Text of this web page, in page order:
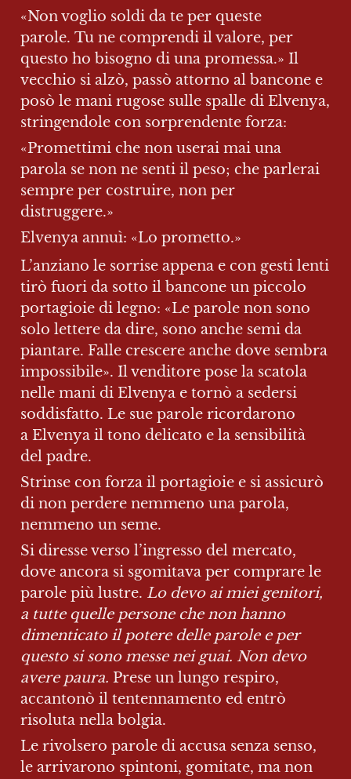
«Non voglio soldi da te per queste
parole. Tu ne comprendi il valore, per
questo ho bisogno di una promessa.» Il
vecchio si alzò, passò attorno al bancone e
posò le mani rugose sulle spalle di Elvenya,
stringendole con sorprendente forza:
«Promettimi che non userai mai una
parola se non ne senti il peso; che parlerai
sempre per costruire, non per
distruggere.»
Elvenya annuì: «Lo prometto.»
L’anziano le sorrise appena e con gesti lenti
tirò fuori da sotto il bancone un piccolo
portagioie di legno: «Le parole non sono
solo lettere da dire, sono anche semi da
piantare. Falle crescere anche dove sembra
impossibile». Il venditore pose la scatola
nelle mani di Elvenya e tornò a sedersi
soddisfatto. Le sue parole ricordarono
a Elvenya il tono delicato e la sensibilità
del padre.
Strinse con forza il portagioie e si assicurò
di non perdere nemmeno una parola,
nemmeno un seme.
Si diresse verso l’ingresso del mercato,
dove ancora si sgomitava per comprare le
parole più lustre. Lo devo ai miei genitori,
a tutte quelle persone che non hanno
dimenticato il potere delle parole e per
questo si sono messe nei guai. Non devo
avere paura. Prese un lungo respiro,
accantonò il tentennamento ed entrò
risoluta nella bolgia.
Le rivolsero parole di accusa senza senso,
le arrivarono spintoni, gomitate, ma non